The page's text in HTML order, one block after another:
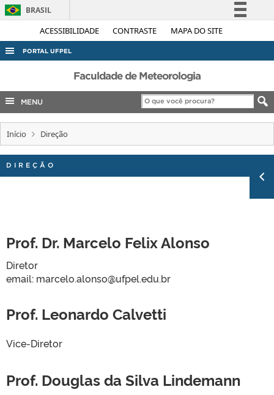
ACESSIBILIDADE CONTRASTE MAPA DO SITE
BRASIL
Simplifique!
Acesso à informação
Legislação
Canais
PORTAL UFPEL
ACESSO À INFORMAÇÃO
AUDITORIA
COBALTO
CONCURSOS
EDITAIS
INTERNACIONAL
TELEFONES
Faculdade de Meteorologia
MENU
Início Direção
DIREÇÃO
Prof. Dr. Marcelo Felix Alonso
Diretor
email: marcelo.alonso@ufpel.edu.br
Prof. Leonardo Calvetti
Vice-Diretor
Prof. Douglas da Silva Lindemann